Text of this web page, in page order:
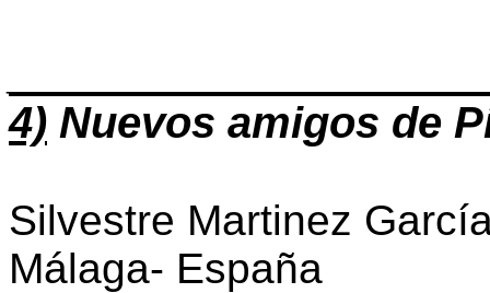
4) Nuevos amigos de
Silvestre Martinez
Málaga- España